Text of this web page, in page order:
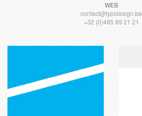
WEB
contact@typidesign.be
+32 (0)485 89 21 21